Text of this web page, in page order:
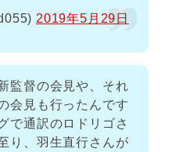
2019年5月29日
監督の会見や、それ
会見も行ったんです
で通訳のロドリゴさ
り、羽生直行さんが